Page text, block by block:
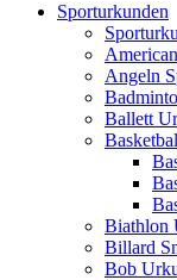
Sporturkunden
Angeln
Ballett
Biathlon
Billard
Bob